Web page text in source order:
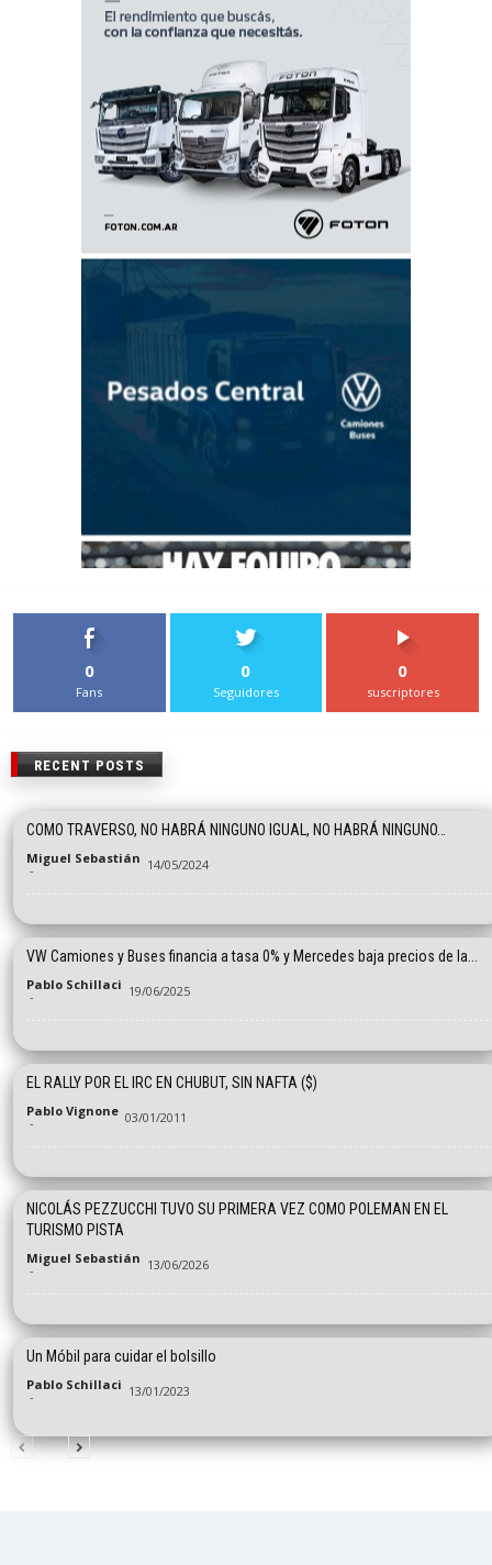
0
Fans
0
Seguidores
0
suscriptores
RECENT POSTS
COMO TRAVERSO, NO HABRÁ NINGUNO IGUAL, NO HABRÁ NINGUNO…
Miguel Sebastián
- 14/05/2024
VW Camiones y Buses financia a tasa 0% y Mercedes baja precios de la...
Pablo Schillaci
- 19/06/2025
EL RALLY POR EL IRC EN CHUBUT, SIN NAFTA ($)
Pablo Vignone
- 03/01/2011
NICOLÁS PEZZUCCHI TUVO SU PRIMERA VEZ COMO POLEMAN EN EL
TURISMO PISTA
Miguel Sebastián
- 13/06/2026
Un Móbil para cuidar el bolsillo
Pablo Schillaci
- 13/01/2023